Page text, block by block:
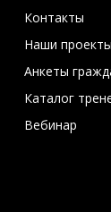
Контакты
Наши проекты
Анкеты
Каталог
Вебинар